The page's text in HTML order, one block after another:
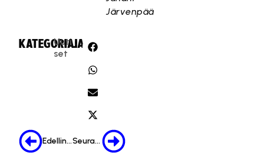
Järvenpää
KATEGORIA:
Uuti
set
JAA:
Edellinen Seuraava